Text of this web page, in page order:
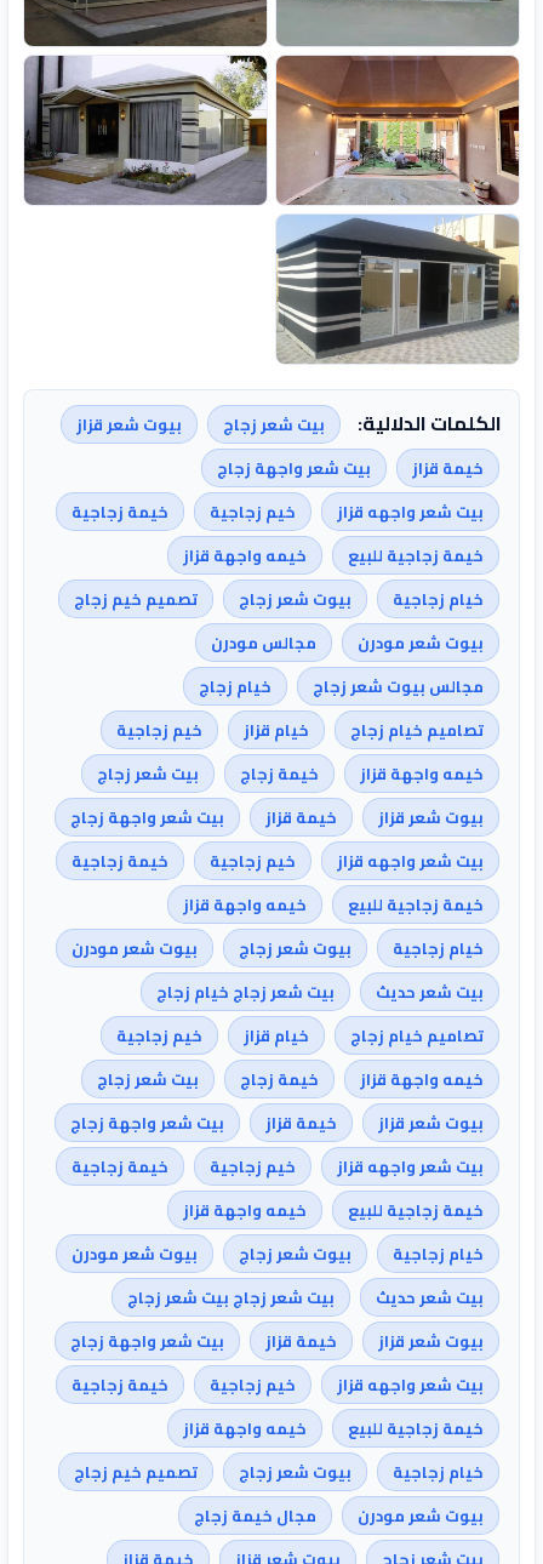
الكلمات الدلالية: بيت شعر زجاج
بيوت شعر قزاز
خيمة قزاز
بيت شعر واجهة زجاج
بيت شعر واجهه قزاز
خيم زجاجية
خيمة زجاجية
خيمة زجاجية للبيع
خيمه واجهة قزاز
خيام زجاجية
بيوت شعر زجاج
تصميم خيم زجاج
بيوت شعر مودرن
مجالس مودرن
مجالس بيوت شعر زجاج
خيام زجاج
تصاميم خيام زجاج
خيام قزاز
خيم زجاجية
خيمه واجهة قزاز
خيمة زجاج
بيت شعر زجاج
بيوت شعر قزاز
خيمة قزاز
بيت شعر واجهة زجاج
بيت شعر واجهه قزاز
خيم زجاجية
خيمة زجاجية
خيمة زجاجية للبيع
خيمه واجهة قزاز
خيام زجاجية
بيوت شعر زجاج
بيوت شعر مودرن
بيت شعر حديث
بيت شعر زجاج خيام زجاج
تصاميم خيام زجاج
خيام قزاز
خيم زجاجية
خيمه واجهة قزاز
خيمة زجاج
بيت شعر زجاج
بيوت شعر قزاز
خيمة قزاز
بيت شعر واجهة زجاج
بيت شعر واجهه قزاز
خيم زجاجية
خيمة زجاجية
خيمة زجاجية للبيع
خيمه واجهة قزاز
خيام زجاجية
بيوت شعر زجاج
بيوت شعر مودرن
بيت شعر حديث
بيت شعر زجاج بيت شعر زجاج
بيوت شعر قزاز
خيمة قزاز
بيت شعر واجهة زجاج
بيت شعر واجهه قزاز
خيم زجاجية
خيمة زجاجية
خيمة زجاجية للبيع
خيمه واجهة قزاز
خيام زجاجية
بيوت شعر زجاج
تصميم خيم زجاج
بيوت شعر مودرن
مجال خيمة زجاج